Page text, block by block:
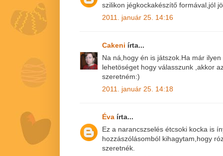
szilikon jégkockakészítő formával,jól
2011. január 25. 14:16
Cakeni írta...
Na ná,hogy én is játszok.Ha már
lehetöséget hogy válasszunk ,akkor
szeretném:)
2011. január 25. 14:18
Éva írta...
Ez a narancszselés étcsoki kocka is
hozzászólásomból kihagytam,hogy
szeretnék.